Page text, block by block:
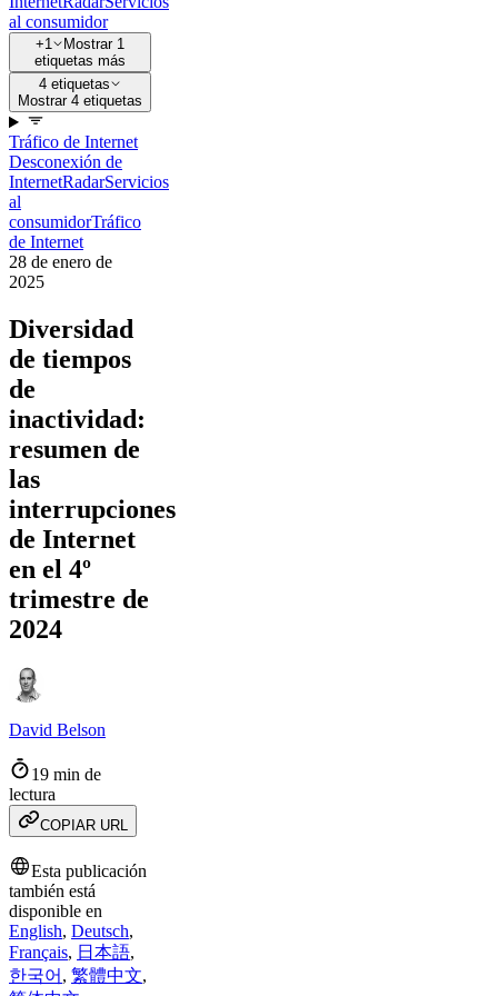
al consumidor
+1
Mostrar 1
etiquetas más
4 etiquetas
Mostrar 4 etiquetas
Tráfico de Internet
Desconexión de
InternetRadarServicios
al
consumidorTráfico
de Internet
28 de enero de
2025
Diversidad
de tiempos
de
inactividad:
resumen de
las
interrupciones
de Internet
en el 4º
trimestre de
2024
David Belson
19 min de
lectura
COPIAR URL
Esta publicación
también está
disponible en
English, Deutsch,
Français, 日本語,
한국어 , 繁體中文,